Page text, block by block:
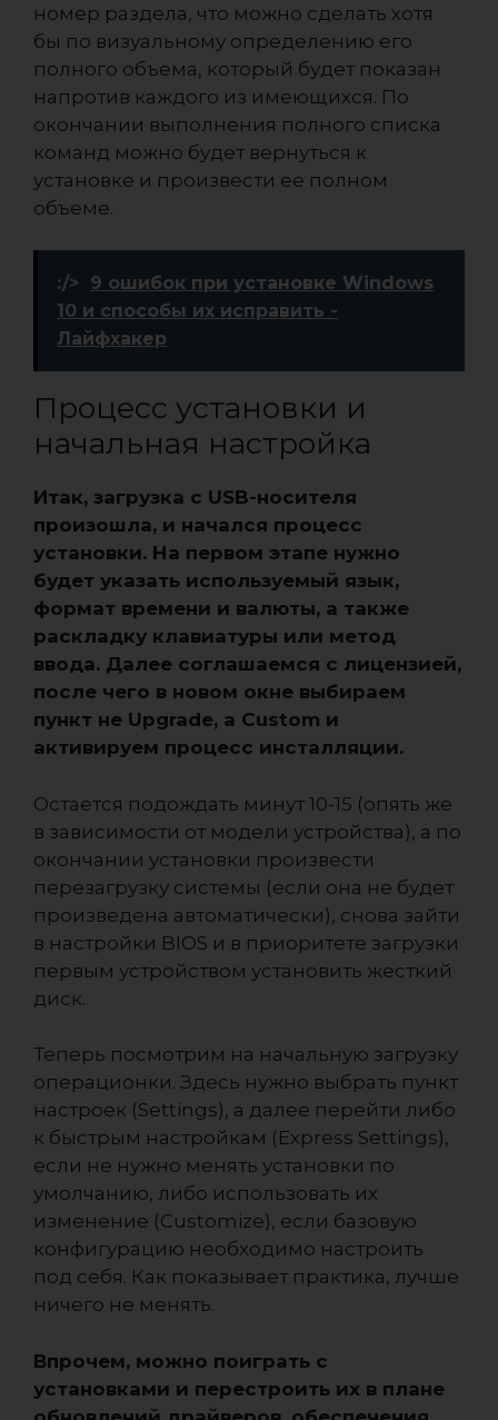
номер раздела, что можно сделать хотя
бы по визуальному определению его
полного объема, который будет показан
напротив каждого из имеющихся. По
окончании выполнения полного списка
команд можно будет вернуться к
установке и произвести ее полном
объеме.
:/>
9 ошибок при установке Windows
10 и способы их исправить -
Лайфхакер
Процесс установки и
начальная настройка
Итак, загрузка с USB-носителя
произошла, и начался процесс
установки. На первом этапе нужно
будет указать используемый язык,
формат времени и валюты, а также
раскладку клавиатуры или метод
ввода. Далее соглашаемся с лицензией,
после чего в новом окне выбираем
пункт не Upgrade, а Custom и
активируем процесс инсталляции.
Остается подождать минут 10-15 (опять же
в зависимости от модели устройства), а по
окончании установки произвести
перезагрузку системы (если она не будет
произведена автоматически), снова зайти
в настройки BIOS и в приоритете загрузки
первым устройством установить жесткий
диск.
Теперь посмотрим на начальную загрузку
операционки. Здесь нужно выбрать пункт
настроек (Settings), а далее перейти либо
к быстрым настройкам (Express Settings),
если не нужно менять установки по
умолчанию, либо использовать их
изменение (Customize), если базовую
конфигурацию необходимо настроить
под себя. Как показывает практика, лучше
ничего не менять.
Впрочем, можно поиграть с
установками и перестроить их в плане